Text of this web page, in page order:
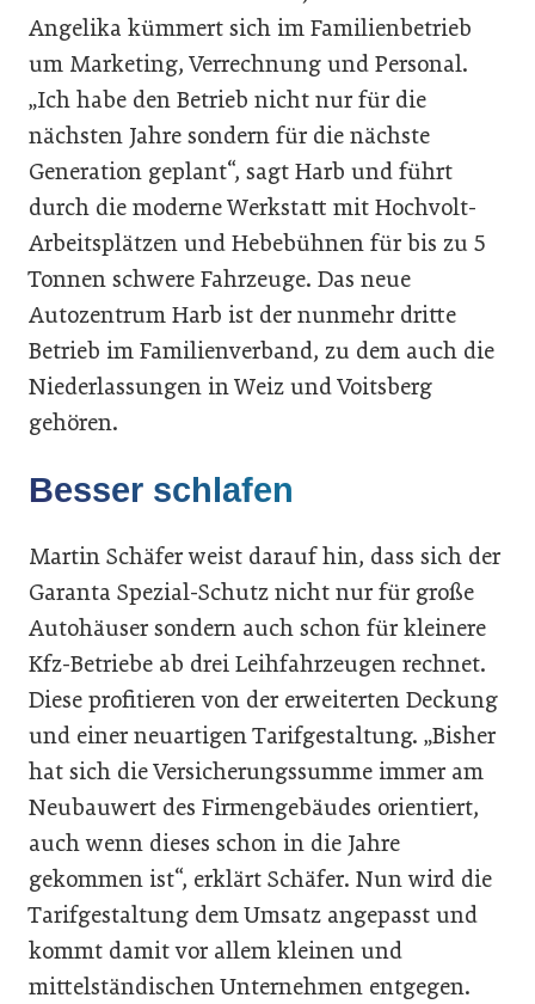
Angelika kümmert sich im Familienbetrieb
um Marketing, Verrechnung und Personal.
„Ich habe den Betrieb nicht nur für die
nächsten Jahre sondern für die nächste
Generation geplant“, sagt Harb und führt
durch die moderne Werkstatt mit Hochvolt-
Arbeitsplätzen und Hebebühnen für bis zu 5
Tonnen schwere Fahrzeuge. Das neue
Autozentrum Harb ist der nunmehr dritte
Betrieb im Familienverband, zu dem auch die
Niederlassungen in Weiz und Voitsberg
gehören.
Besser schlafen
Martin Schäfer weist darauf hin, dass sich der
Garanta Spezial-Schutz nicht nur für große
Autohäuser sondern auch schon für kleinere
Kfz-Betriebe ab drei Leihfahrzeugen rechnet.
Diese profitieren von der erweiterten Deckung
und einer neuartigen Tarifgestaltung. „Bisher
hat sich die Versicherungssumme immer am
Neubauwert des Firmengebäudes orientiert,
auch wenn dieses schon in die Jahre
gekommen ist“, erklärt Schäfer. Nun wird die
Tarifgestaltung dem Umsatz angepasst und
kommt damit vor allem kleinen und
mittelständischen Unternehmen entgegen.